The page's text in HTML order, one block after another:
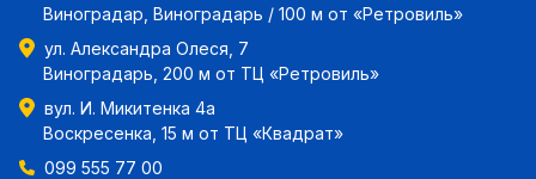
Виноградар, Виноградарь / 100 м от «Ретровиль»
ул. Александра Олеся, 7
Виноградарь, 200 м от ТЦ «Ретровиль»
вул. И. Микитенка 4а
Воскресенка, 15 м от ТЦ «Квадрат»
099 555 77 00